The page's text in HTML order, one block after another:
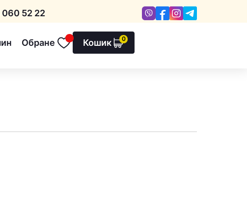
52 22 ViberFacebookInstagram
Обране
Обране Кошик 0